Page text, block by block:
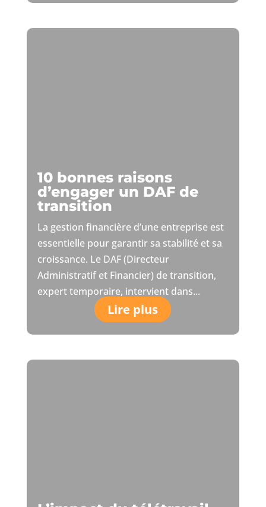
10 bonnes raisons
d’engager un DAF de
transition
La gestion financière d’une entreprise est
essentielle pour garantir sa stabilité et sa
croissance. Le DAF (Directeur
Administratif et Financier) de transition,
expert temporaire, intervient dans...
Lire plus